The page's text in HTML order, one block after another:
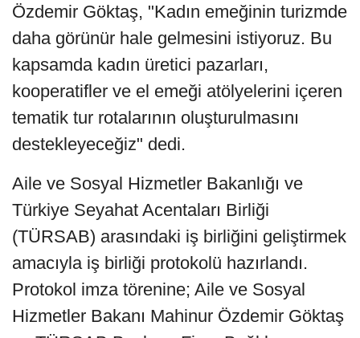
Özdemir Göktaş, "Kadın emeğinin turizmde
daha görünür hale gelmesini istiyoruz. Bu
kapsamda kadın üretici pazarları,
kooperatifler ve el emeği atölyelerini içeren
tematik tur rotalarının oluşturulmasını
destekleyeceğiz" dedi.
Aile ve Sosyal Hizmetler Bakanlığı ve
Türkiye Seyahat Acentaları Birliği
(TÜRSAB) arasındaki iş birliğini geliştirmek
amacıyla iş birliği protokolü hazırlandı.
Protokol imza törenine; Aile ve Sosyal
Hizmetler Bakanı Mahinur Özdemir Göktaş